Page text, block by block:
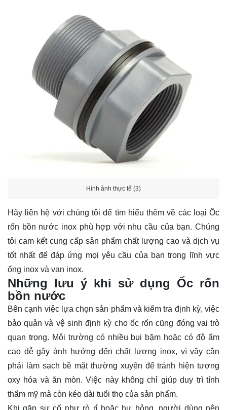
Hình ảnh thực tế (3)
Hãy liên hệ với chúng tôi để tìm hiểu thêm về các loại Ốc
rốn bồn nước inox phù hợp với nhu cầu của bạn. Chúng
tôi cam kết cung cấp sản phẩm chất lượng cao và dịch vụ
tốt nhất để đáp ứng mọi yêu cầu của bạn trong lĩnh vực
ống inox và van inox.
Những lưu ý khi sử dụng Ốc rốn
bồn nước
Bên cạnh việc lựa chọn sản phẩm và kiểm tra định kỳ, việc
bảo quản và vệ sinh định kỳ cho ốc rốn cũng đóng vai trò
quan trọng. Môi trường có nhiều bụi bặm hoặc có độ ẩm
cao dễ gây ảnh hưởng đến chất lượng inox, vì vậy cần
phải làm sạch bề mặt thường xuyên để tránh hiện tượng
oxy hóa và ăn mòn. Việc này không chỉ giúp duy trì tính
thẩm mỹ mà còn kéo dài tuổi thọ của sản phẩm.